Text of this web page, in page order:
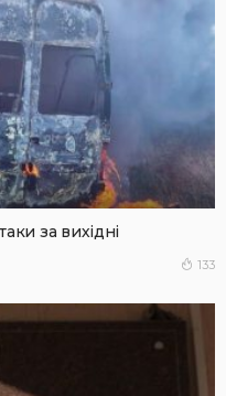
за вихідні
133